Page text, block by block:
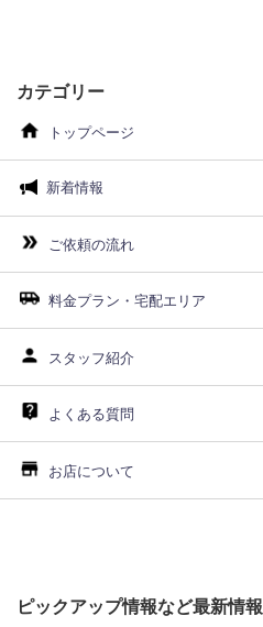
カテゴリー
トップページ
新着情報
ご依頼の流れ
料金プラン・宅配エリア
スタッフ紹介
よくある質問
お店について
ピックアップ情報など最新情報